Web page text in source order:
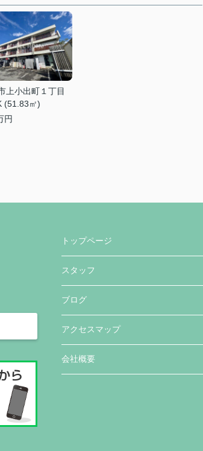
上小出町１丁目
(51.83㎡)
円
トップページ
スタッフ
ブログ
アクセスマップ
会社概要